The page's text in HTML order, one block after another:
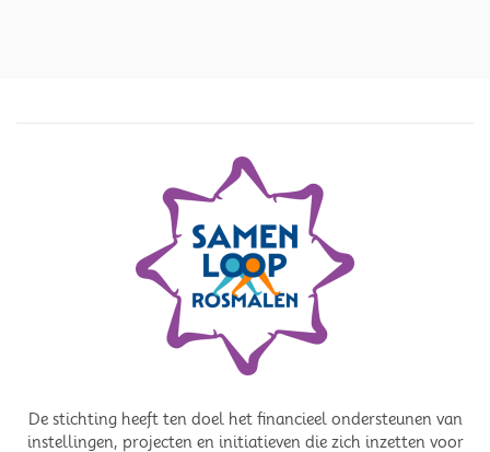
De stichting heeft ten doel het financieel ondersteunen van
instellingen, projecten en initiatieven die zich inzetten voor